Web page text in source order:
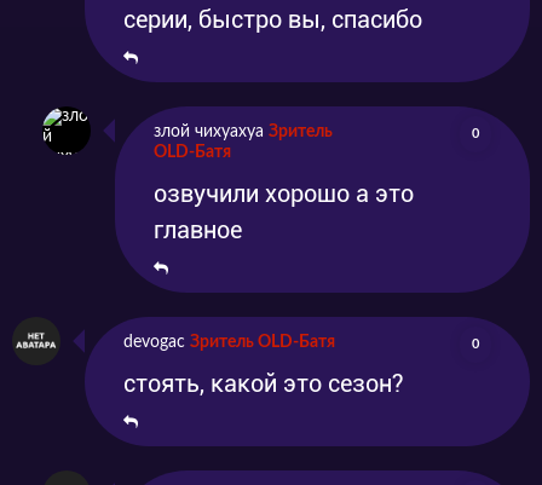
серии, быстро вы, спасибо
злой чихуахуа Зритель
OLD-Батя
0
озвучили хорошо а это
главное
devogac Зритель OLD-Батя 0
стоять, какой это сезон?